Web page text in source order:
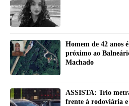
Homem de 42 anos
próximo ao
Machado
ASSISTA: Trio
frente à rodoviária